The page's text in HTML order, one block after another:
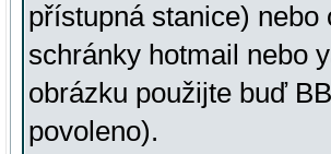
přístupná stanice)
schránky hotmail nebo
obrázku použijte buď
povoleno).